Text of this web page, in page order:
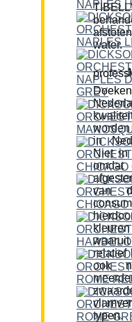
water.
Mening van de
in
Niet in
van
relatief
ook
typen.